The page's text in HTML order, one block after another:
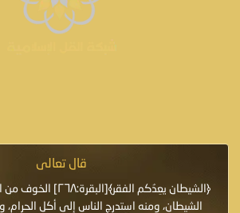
قال تعالى
﴿الشيطان يعِدُكم
الشيطان، ومنه استدرج الناس إلى أكل